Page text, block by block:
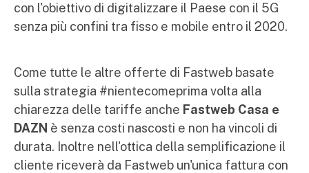
con l'obiettivo di digitalizzare il Paese con il 5G
senza più confini tra fisso e mobile entro il 2020.
Come tutte le altre offerte di Fastweb basate
sulla strategia #nientecomeprima volta alla
chiarezza delle tariffe anche Fastweb Casa e
DAZN è senza costi nascosti e non ha vincoli di
durata. Inoltre nell'ottica della semplificazione il
cliente riceverà da Fastweb un'unica fattura con